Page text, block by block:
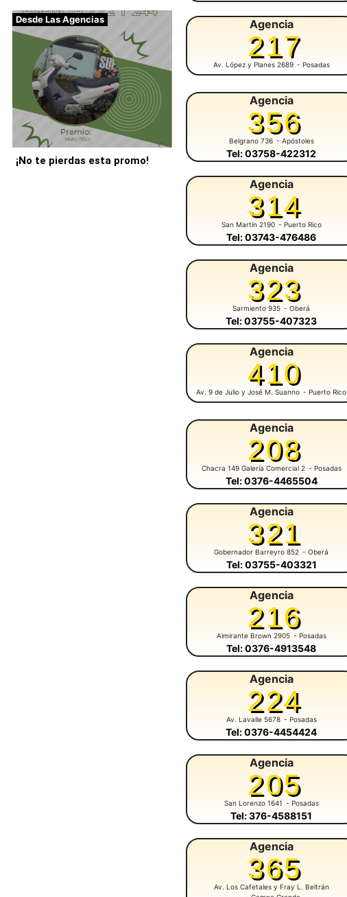
Desde Las Agencias
¡No te pierdas esta promo!
Agencia
217
Av. López y Planes 2689 - Posadas
Agencia
356
Belgrano 736 - Apóstoles
Tel: 03758-422312
Agencia
314
San Martín 2190 - Puerto Rico
Tel: 03743-476486
Agencia
323
Sarmiento 935 - Oberá
Tel: 03755-407323
Agencia
410
Av. 9 de Julio y José M. Suanno - Puerto Rico
Agencia
208
Chacra 149 Galería Comercial 2 - Posadas
Tel: 0376-4465504
Agencia
321
Gobernador Barreyro 852 - Oberá
Tel: 03755-403321
Agencia
216
Almirante Brown 2905 - Posadas
Tel: 0376-4913548
Agencia
224
Av. Lavalle 5678 - Posadas
Tel: 0376-4454424
Agencia
205
San Lorenzo 1641 - Posadas
Tel: 376-4588151
Agencia
365
Av. Los Cafetales y Fray L. Beltrán